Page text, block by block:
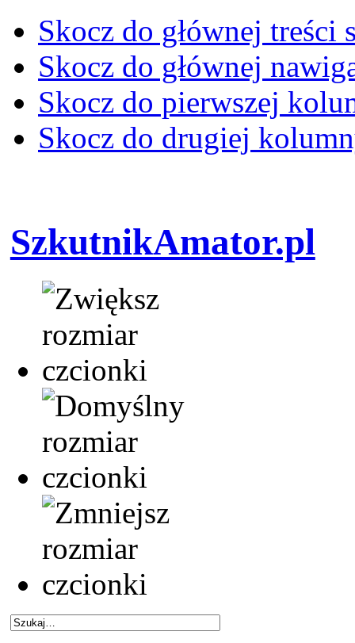
Skocz do głównej treści
Skocz do głównej
Skocz do pierwszej
Skocz do drugiej
SzkutnikAmator.pl